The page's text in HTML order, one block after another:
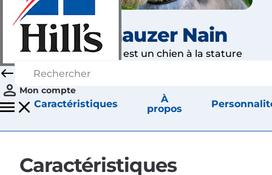
Mon compte
Le Schnauzer Nain
Le schnauzer nain est un chien à la stature
carrée et au poil dur.
Caractéristiques
À
propos
Caractéristiques